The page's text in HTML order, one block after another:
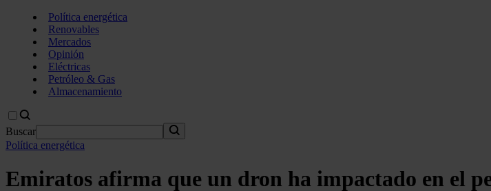
Política energética
Renovables
Mercados
Opinión
Eléctricas
Petróleo & Gas
Almacenamiento
Buscar
Política energética
Emiratos afirma que un dron ha impactado en el